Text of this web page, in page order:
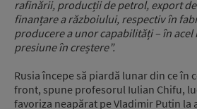
rafinării, producții de petrol, export
finanțare a războiului, respectiv în
producere a unor capabilități – în acel
presiune în creștere”.
Rusia începe să piardă lunar din ce în
front, spune profesorul Iulian Chifu,
favoriza neapărat pe Vladimir Putin la